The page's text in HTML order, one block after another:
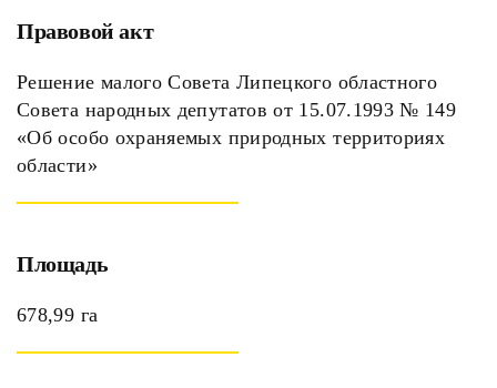
Правовой акт
Решение малого Совета Липецкого областного
Совета народных депутатов от 15.07.1993 № 149
«Об особо охраняемых природных территориях
области»
Площадь
678,99 га